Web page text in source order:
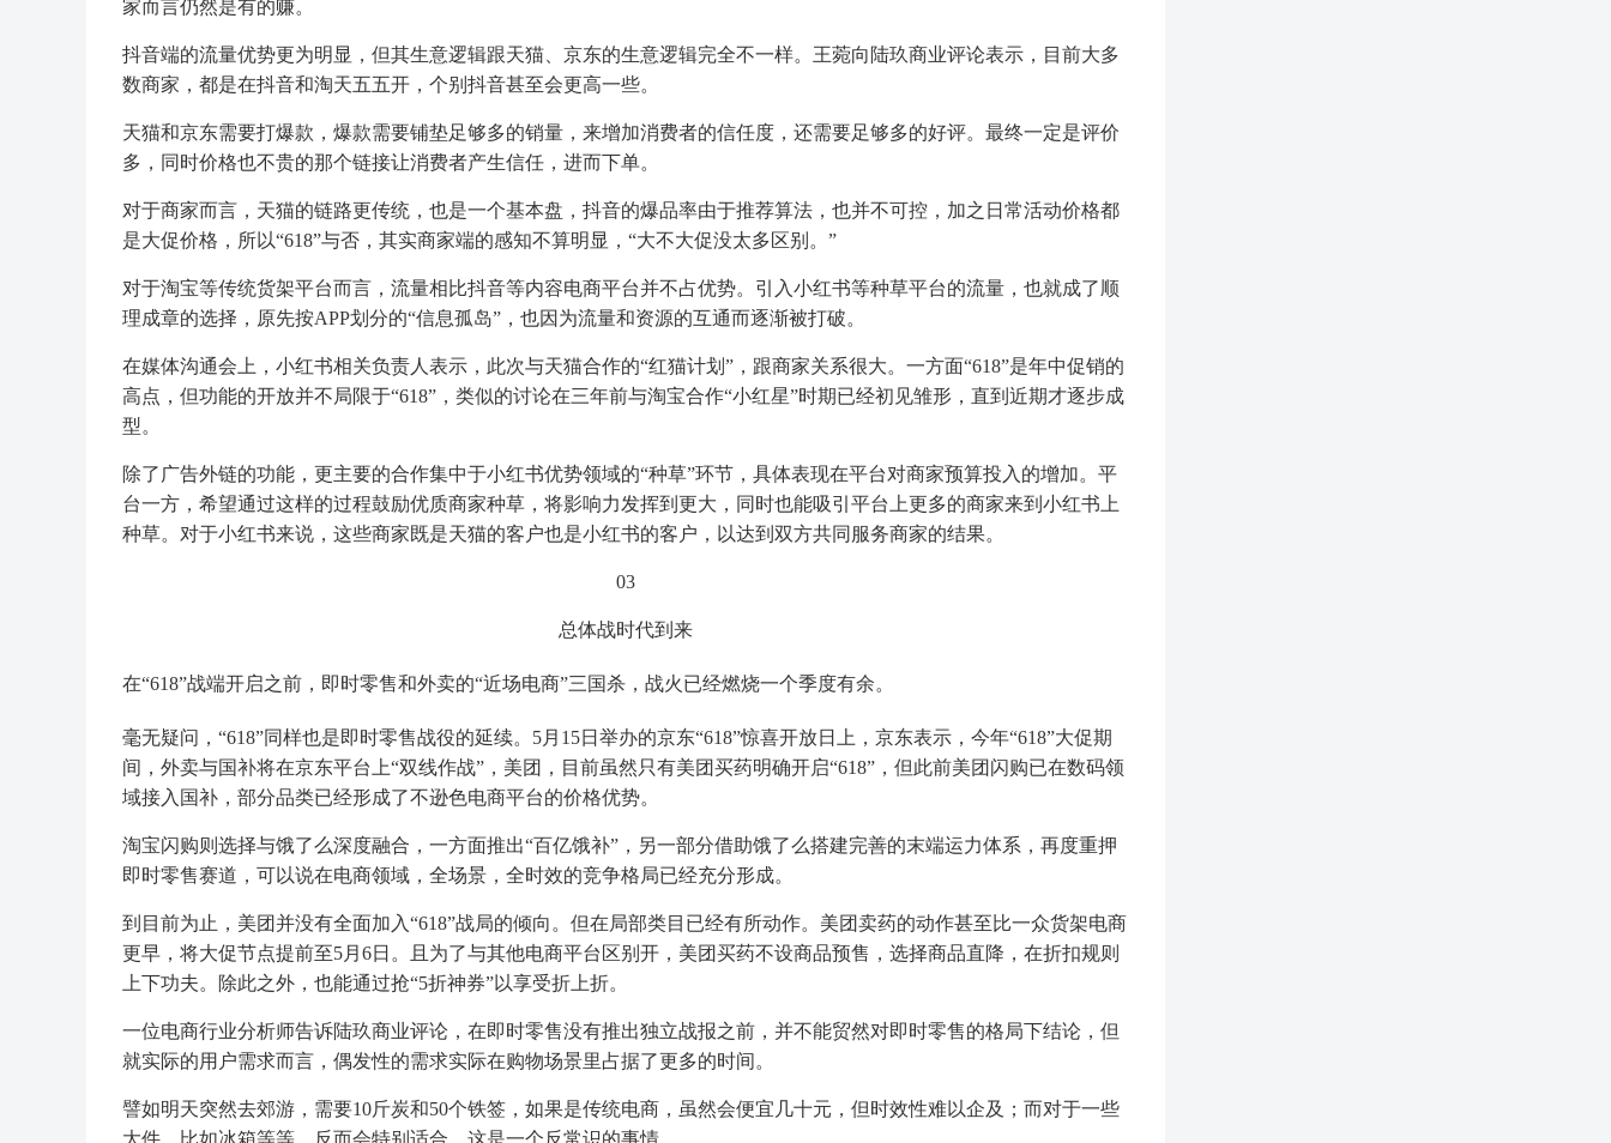
家而言仍然是有的赚。
抖音端的流量优势更为明显，但其生意逻辑跟天猫、京东的生意逻辑完全不一样。王菀向陆玖商业评论表示，目前大多
数商家，都是在抖音和淘天五五开，个别抖音甚至会更高一些。
天猫和京东需要打爆款，爆款需要铺垫足够多的销量，来增加消费者的信任度，还需要足够多的好评。最终一定是评价
多，同时价格也不贵的那个链接让消费者产生信任，进而下单。
对于商家而言，天猫的链路更传统，也是一个基本盘，抖音的爆品率由于推荐算法，也并不可控，加之日常活动价格都
是大促价格，所以“618”与否，其实商家端的感知不算明显，“大不大促没太多区别。”
对于淘宝等传统货架平台而言，流量相比抖音等内容电商平台并不占优势。引入小红书等种草平台的流量，也就成了顺
理成章的选择，原先按APP划分的“信息孤岛”，也因为流量和资源的互通而逐渐被打破。
在媒体沟通会上，小红书相关负责人表示，此次与天猫合作的“红猫计划”，跟商家关系很大。一方面“618”是年中促销的
高点，但功能的开放并不局限于“618”，类似的讨论在三年前与淘宝合作“小红星”时期已经初见雏形，直到近期才逐步成
型。
除了广告外链的功能，更主要的合作集中于小红书优势领域的“种草”环节，具体表现在平台对商家预算投入的增加。平
台一方，希望通过这样的过程鼓励优质商家种草，将影响力发挥到更大，同时也能吸引平台上更多的商家来到小红书上
种草。对于小红书来说，这些商家既是天猫的客户也是小红书的客户，以达到双方共同服务商家的结果。
03
总体战时代到来
在“618”战端开启之前，即时零售和外卖的“近场电商”三国杀，战火已经燃烧一个季度有余。
毫无疑问，“618”同样也是即时零售战役的延续。5月15日举办的京东“618”惊喜开放日上，京东表示，今年“618”大促期
间，外卖与国补将在京东平台上“双线作战”，美团，目前虽然只有美团买药明确开启“618”，但此前美团闪购已在数码领
域接入国补，部分品类已经形成了不逊色电商平台的价格优势。
淘宝闪购则选择与饿了么深度融合，一方面推出“百亿饿补”，另一部分借助饿了么搭建完善的末端运力体系，再度重押
即时零售赛道，可以说在电商领域，全场景，全时效的竞争格局已经充分形成。
到目前为止，美团并没有全面加入“618”战局的倾向。但在局部类目已经有所动作。美团卖药的动作甚至比一众货架电商
更早，将大促节点提前至5月6日。且为了与其他电商平台区别开，美团买药不设商品预售，选择商品直降，在折扣规则
上下功夫。除此之外，也能通过抢“5折神券”以享受折上折。
一位电商行业分析师告诉陆玖商业评论，在即时零售没有推出独立战报之前，并不能贸然对即时零售的格局下结论，但
就实际的用户需求而言，偶发性的需求实际在购物场景里占据了更多的时间。
譬如明天突然去郊游，需要10斤炭和50个铁签，如果是传统电商，虽然会便宜几十元，但时效性难以企及；而对于一些